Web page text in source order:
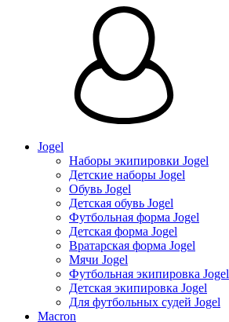
Jogel
Наборы экипировки Jogel
Детские наборы Jogel
Обувь Jogel
Детская обувь Jogel
Футбольная форма Jogel
Детская форма Jogel
Вратарская форма Jogel
Мячи Jogel
Футбольная экипировка Jogel
Детская экипировка Jogel
Для футбольных судей Jogel
Macron